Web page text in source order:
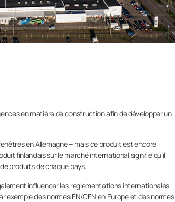
en matière de construction afin de développer un
en Allemagne – mais ce produit est encore
finlandais sur le marché international signifie qu’il
produits de chaque pays.
influencer les réglementations internationales
des normes EN/CEN en Europe et des normes